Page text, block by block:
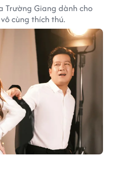
Trường Giang dành cho
cùng thích thú.